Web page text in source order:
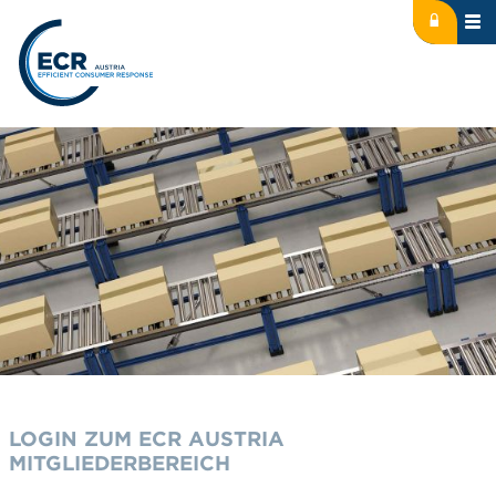
Logo: ECR Austria Icon:
LOGIN ZUM ECR AUSTRIA
MITGLIEDERBEREICH